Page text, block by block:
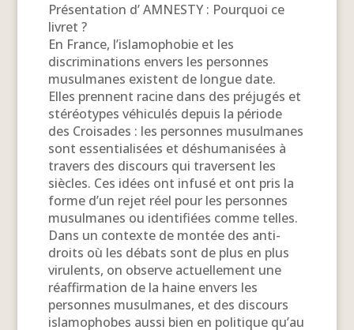
Présentation d’ AMNESTY : Pourquoi ce
livret ?
En France, l’islamophobie et les
discriminations envers les personnes
musulmanes existent de longue date.
Elles prennent racine dans des préjugés et
stéréotypes véhiculés depuis la période
des Croisades : les personnes musulmanes
sont essentialisées et déshumanisées à
travers des discours qui traversent les
siècles. Ces idées ont infusé et ont pris la
forme d’un rejet réel pour les personnes
musulmanes ou identifiées comme telles.
Dans un contexte de montée des anti-
droits où les débats sont de plus en plus
virulents, on observe actuellement une
réaffirmation de la haine envers les
personnes musulmanes, et des discours
islamophobes aussi bien en politique qu’au